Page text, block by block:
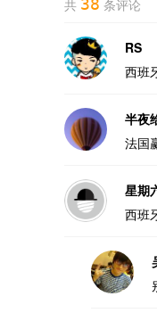
共 38 条评论
RS
西班
半夜
法国
星期
西班